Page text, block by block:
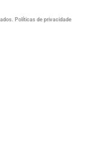
Políticas de privacidade